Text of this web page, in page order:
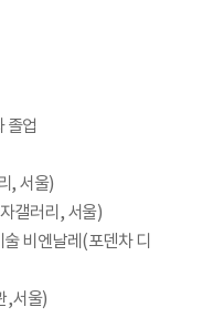
졸업
, 서울)
갤러리, 서울)
비엔날레(포덴차 디
,서울)